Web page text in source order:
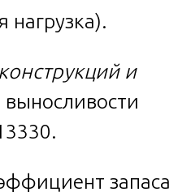
нагрузка).
и
запаса